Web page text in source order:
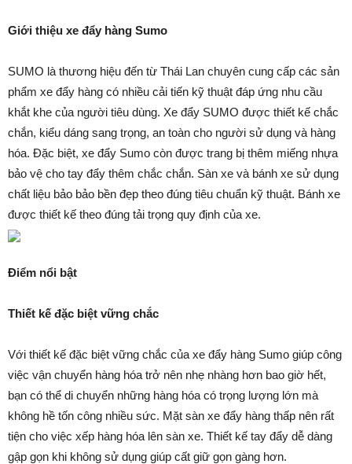
Giới thiệu xe đẩy hàng Sumo
SUMO là thương hiệu đến từ Thái Lan chuyên cung cấp các sản
phẩm xe đẩy hàng có nhiều cải tiến kỹ thuật đáp ứng nhu cầu
khắt khe của người tiêu dùng. Xe đẩy SUMO được thiết kế chắc
chắn, kiểu dáng sang trọng, an toàn cho người sử dụng và hàng
hóa. Đặc biệt, xe đẩy Sumo còn được trang bị thêm miếng nhựa
bảo vệ cho tay đẩy thêm chắc chắn. Sàn xe và bánh xe sử dụng
chất liệu bảo bảo bền đẹp theo đúng tiêu chuẩn kỹ thuật. Bánh xe
được thiết kế theo đúng tải trọng quy định của xe.
Điểm nổi bật
Thiết kế đặc biệt vững chắc
Với thiết kế đặc biệt vững chắc của xe đẩy hàng Sumo giúp công
việc vận chuyển hàng hóa trở nên nhẹ nhàng hơn bao giờ hết,
bạn có thể di chuyển những hàng hóa có trọng lượng lớn mà
không hề tốn công nhiều sức. Mặt sàn xe đẩy hàng thấp nên rất
tiện cho việc xếp hàng hóa lên sàn xe. Thiết kế tay đẩy dễ dàng
gập gọn khi không sử dụng giúp cất giữ gọn gàng hơn.